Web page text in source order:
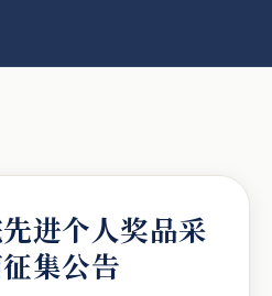
进个人奖品采
集公告